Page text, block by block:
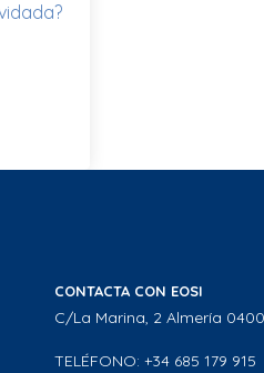
CONTACTA CON EOSI
C/La Marina, 2 Almería
TELÉFONO: +34 685 179 915